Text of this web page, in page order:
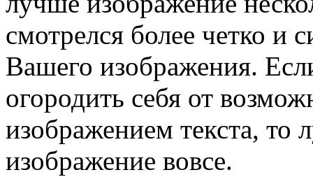
смотрелся более четко и
Вашего изображения.
огородить себя от
изображением текста, то
изображение вовсе.